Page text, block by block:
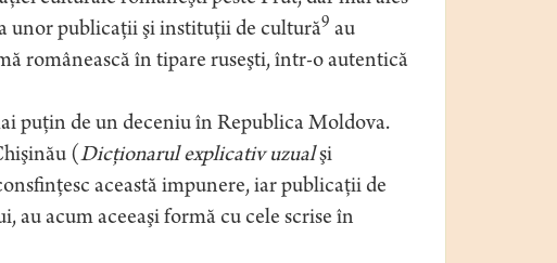
unor publicaţii şi instituţii de cultură9 au
românească în tipare ruseşti, într-o autentică
puţin de un deceniu în Republica Moldova.
(Dicţionarul explicativ uzualşi
această impunere, iar publicaţii de
au acum aceeaşi formă cu cele scrise în